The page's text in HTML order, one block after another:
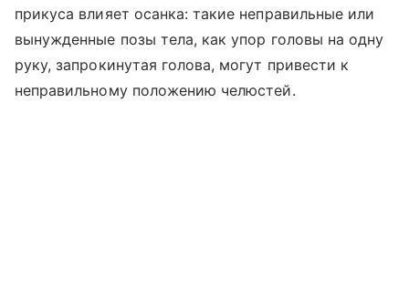
прикуса влияет осанка: такие неправильные или
вынужденные позы тела, как упор головы на одну
руку, запрокинутая голова, могут привести к
неправильному положению челюстей.